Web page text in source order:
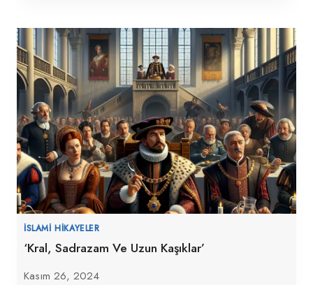
İSLAMI HIKAYELER
‘Kral, Sadrazam Ve Uzun Kaşıklar’
Kasım 26, 2024